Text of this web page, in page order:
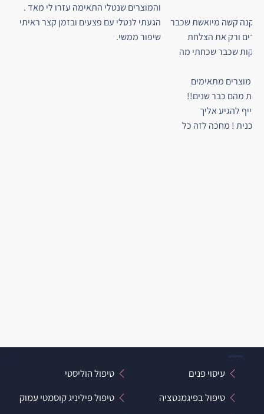
והמוצרים שנטלי התאימה עזרו לי מאד .
הגעתי לנטלי עם פצעים ובזמן קצר ראיתי
שיפור ממשי.
אקנה קשה מיואשת שכבר
ורק את הצלחת
חלקות שכבר שכחתי מה
מוצרים מתאימים
נהנית מהם כבר שנים!!
כייף להגיע אליך
! מחכה לזה כל
הטיפולים
עיסוי פנים
טיפול הוליסטי
טיפול בפיגמנטציה
טיפול פיליניג קוסמטי עמוק